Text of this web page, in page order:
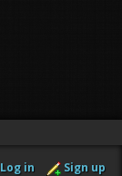
Log in Sign up